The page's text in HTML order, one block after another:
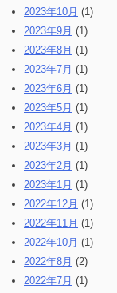
2023年10月 (1)
2023年9月 (1)
2023年8月 (1)
2023年7月 (1)
2023年6月 (1)
2023年5月 (1)
2023年4月 (1)
2023年3月 (1)
2023年2月 (1)
2023年1月 (1)
2022年12月 (1)
2022年11月 (1)
2022年10月 (1)
2022年8月 (2)
2022年7月 (1)